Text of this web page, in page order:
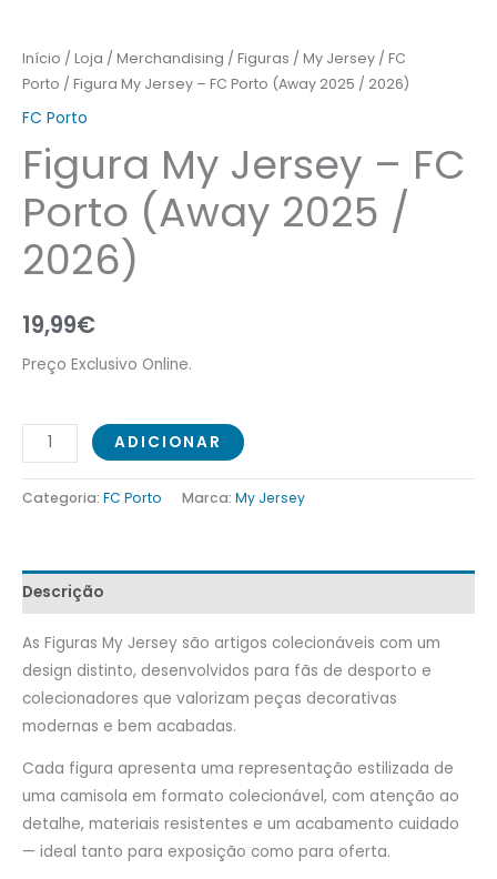
Início / Loja / Merchandising / Figuras / My Jersey / FC
Porto / Figura My Jersey – FC Porto (Away 2025 / 2026)
FC Porto
Figura My Jersey – FC
Porto (Away 2025 /
2026)
19,99€
Preço Exclusivo Online.
ADICIONAR
Categoria: FC Porto Marca: My Jersey
Descrição
As Figuras My Jersey são artigos colecionáveis com um
design distinto, desenvolvidos para fãs de desporto e
colecionadores que valorizam peças decorativas
modernas e bem acabadas.
Cada figura apresenta uma representação estilizada de
uma camisola em formato colecionável, com atenção ao
detalhe, materiais resistentes e um acabamento cuidado
— ideal tanto para exposição como para oferta.